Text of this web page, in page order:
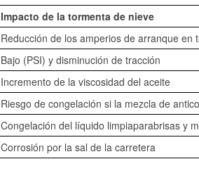
Impacto de la tormenta de nieve
Reducción de los amperios de arranque en
Bajo (PSI) y disminución de tracción
Incremento de la viscosidad del aceite
Riesgo de congelación si la mezcla de
Congelación del líquido limpiaparabrisas y
Corrosión por la sal de la carretera